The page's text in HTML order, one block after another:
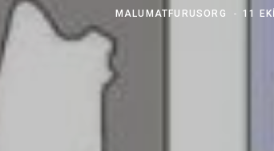
MALUMATFURUSORG 11